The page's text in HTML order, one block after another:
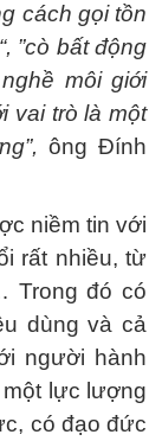
cách gọi tồn
”cò bất động
môi giới
vai trò là một
ông Đính
niềm tin với
rất nhiều, từ
Trong đó có
dùng và cả
người hành
lực lượng
có đạo đức